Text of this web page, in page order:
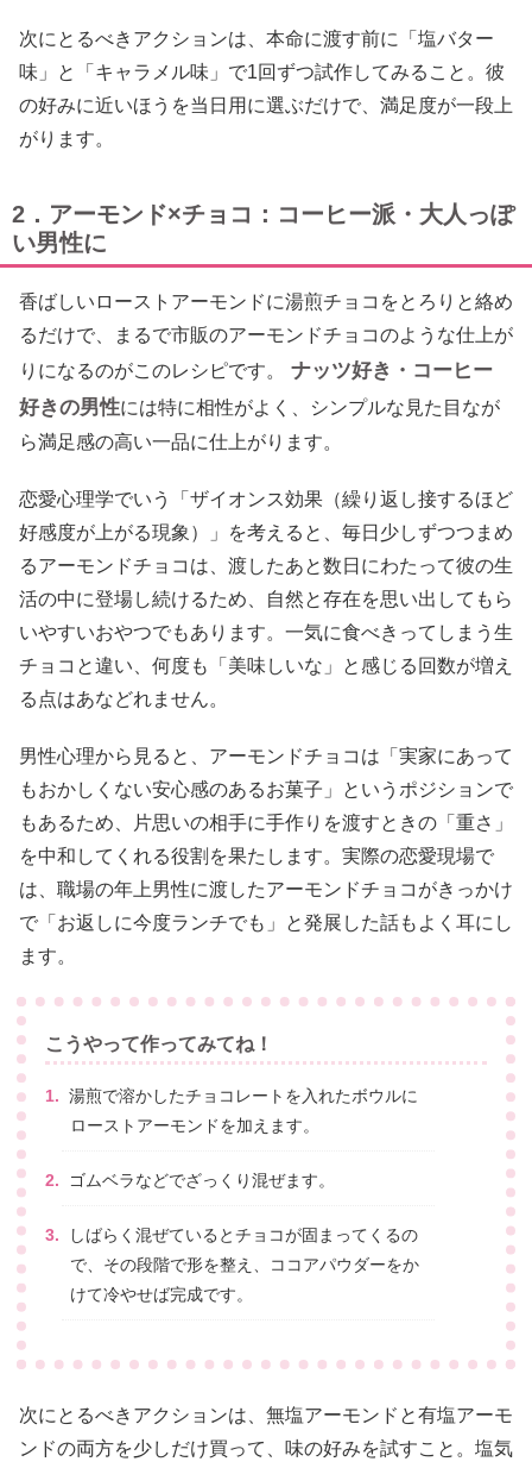
次にとるべきアクションは、本命に渡す前に「塩バター
味」と「キャラメル味」で1回ずつ試作してみること。彼
の好みに近いほうを当日用に選ぶだけで、満足度が一段上
がります。
2．アーモンド×チョコ：コーヒー派・大人っぽ
い男性に
香ばしいローストアーモンドに湯煎チョコをとろりと絡め
るだけで、まるで市販のアーモンドチョコのような仕上が
りになるのがこのレシピです。
ナッツ好き・コーヒー
好きの男性には特に相性がよく、シンプルな見た目なが
ら満足感の高い一品に仕上がります。
恋愛心理学でいう「ザイオンス効果（繰り返し接するほど
好感度が上がる現象）」を考えると、毎日少しずつつまめ
るアーモンドチョコは、渡したあと数日にわたって彼の生
活の中に登場し続けるため、自然と存在を思い出してもら
いやすいおやつでもあります。一気に食べきってしまう生
チョコと違い、何度も「美味しいな」と感じる回数が増え
る点はあなどれません。
男性心理から見ると、アーモンドチョコは「実家にあって
もおかしくない安心感のあるお菓子」というポジションで
もあるため、片思いの相手に手作りを渡すときの「重さ」
を中和してくれる役割を果たします。実際の恋愛現場で
は、職場の年上男性に渡したアーモンドチョコがきっかけ
で「お返しに今度ランチでも」と発展した話もよく耳にし
ます。
こうやって作ってみてね！
湯煎で溶かしたチョコレートを入れたボウルに
ローストアーモンドを加えます。
ゴムベラなどでざっくり混ぜます。
しばらく混ぜているとチョコが固まってくるの
で、その段階で形を整え、ココアパウダーをか
けて冷やせば完成です。
次にとるべきアクションは、無塩アーモンドと有塩アーモ
ンドの両方を少しだけ買って、味の好みを試すこと。塩気